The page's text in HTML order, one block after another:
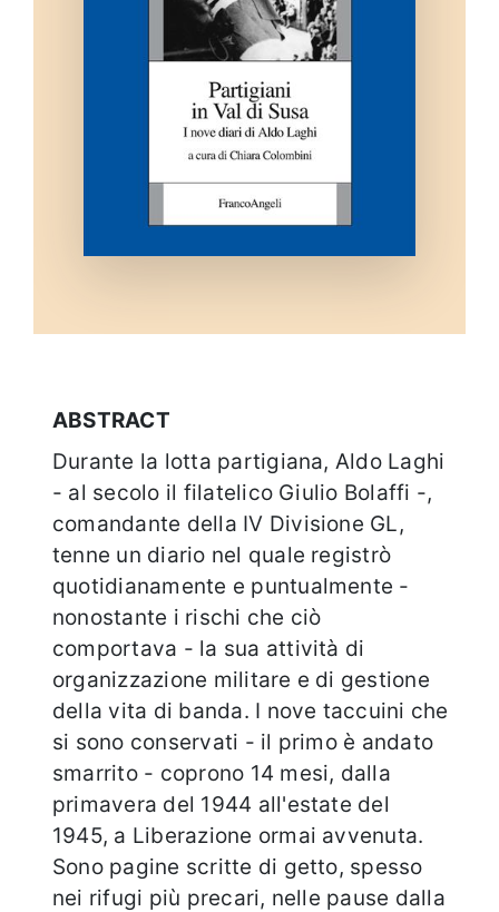
ABSTRACT
Durante la lotta partigiana, Aldo Laghi
- al secolo il filatelico Giulio Bolaffi -,
comandante della IV Divisione GL,
tenne un diario nel quale registrò
quotidianamente e puntualmente -
nonostante i rischi che ciò
comportava - la sua attività di
organizzazione militare e di gestione
della vita di banda. I nove taccuini che
si sono conservati - il primo è andato
smarrito - coprono 14 mesi, dalla
primavera del 1944 all'estate del
1945, a Liberazione ormai avvenuta.
Sono pagine scritte di getto, spesso
nei rifugi più precari, nelle pause dalla